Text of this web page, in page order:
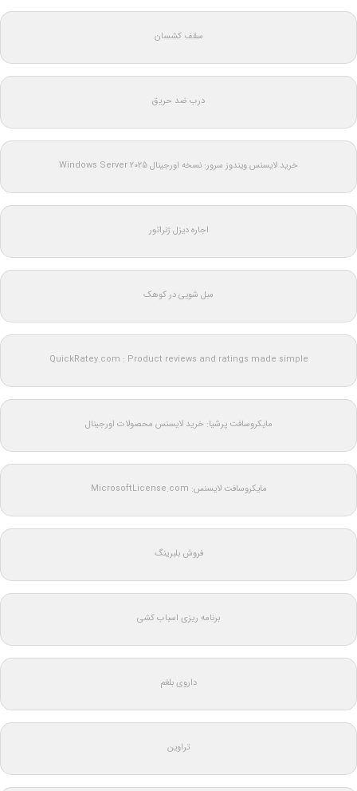
سقف کشسان
درب ضد حریق
خرید لایسنس ویندوز سرور: نسخه اورجینال Windows Server 2025
اجاره دیزل ژنراتور
مبل شویی در کوهک
QuickRatey.com : Product reviews and ratings made simple
مایکروسافت پرشیا: خرید لایسنس محصولات اورجینال
مایکروسافت لایسنس: MicrosoftLicense.com
فروش بلبرینگ
برنامه ریزی اسباب کشی
داروی بلغم
تراوین